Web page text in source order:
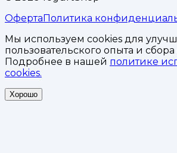
ОфертаПолитика
Мы используем cookies для
пользовательского опыта и сбора
Подробнее в нашей политике
cookies.
Хорошо